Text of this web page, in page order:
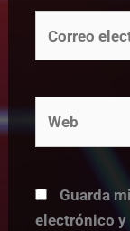
electrónico*
Guarda
electrónico y